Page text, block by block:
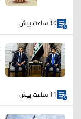
10 ساعت پیش
11 ساعت پیش